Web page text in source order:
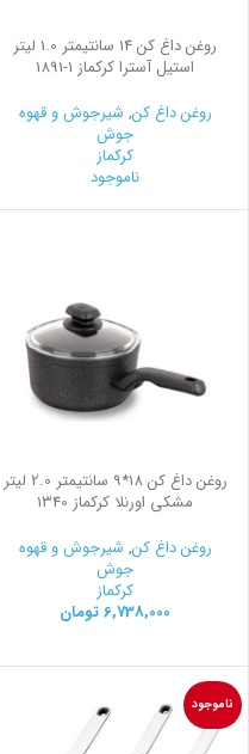
روغن داغ کن 14 سانتیمتر 1.0 لیتر
استیل آسترا کرکماز 1891-1
روغن داغ کن, شیرجوش و قهوه
جوش
کرکماز
ناموجود
روغن داغ کن 18*9 سانتیمتر 2.0 لیتر
مشکی اورنلا کرکماز 1340
روغن داغ کن, شیرجوش و قهوه
جوش
کرکماز
6,738,000 تومان
ناموجود